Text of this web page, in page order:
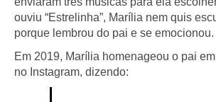
ouviu “Estrelinha”, Marília nem quis
porque lembrou do pai e se emocionou.
Em 2019, Marília homenageou o pai
no Instagram, dizendo: